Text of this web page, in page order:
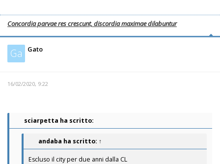
Concordia parvae res crescunt, discordia maximae dilabuntur
Ga Gato
16/02/2020, 9:22
sciarpetta ha scritto:
andaba ha scritto: ↑
Escluso il city per due anni dalla CL